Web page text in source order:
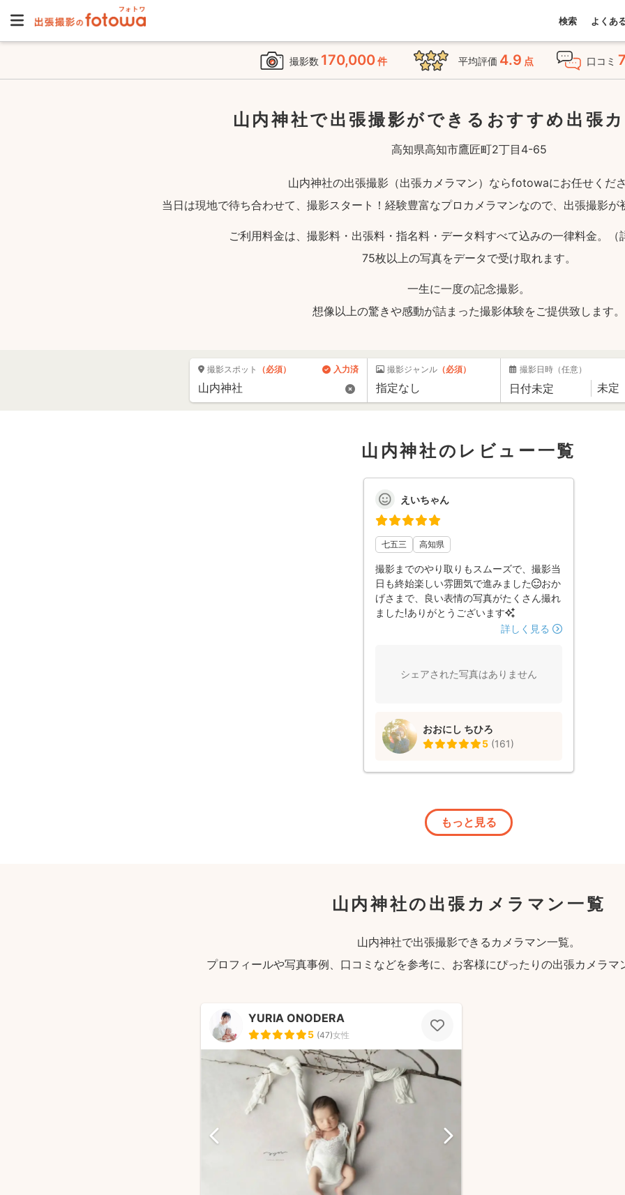
検索 よくあ
撮影数 170,000件 平均評価 4.9 点 口コミ
山内神社で出張撮影ができる おすすめ出張
高知県高知市鷹匠町2丁目4-65
山内神社の出張撮影（出張カメラマン）ならfotowaにお任せくださ
当日は現地で待ち合わせて、撮影スタート！経験豊富なプロカメラマンなので、出張撮影が
ご利用料金は、撮影料・出張料・指名料・データ料すべて込みの一律料金。（
75枚以上の写真をデータで受け取れます。
一生に一度の記念撮影。
想像以上の驚きや感動が詰まった撮影体験をご提供致します。
撮影スポット （必須） 入力済 撮影ジャンル （必須） 撮影日時 （任意）
山内神社のレビュー一覧
えいちゃん
七五三 高知県
撮影までのやり取りもスムーズで、撮影当
日も終始楽しい雰囲気で進みました😊おか
げさまで、良い表情の写真がたくさん撮れ
ました❗️ありがとうございます✨
詳しく見る
シェアされた写真はありません
おおにし ちひろ
5 (161)
もっと見る
山内神社の出張カメラマン一覧
山内神社で出張撮影できるカメラマン一覧。
プロフィールや写真事例、口コミなどを参考に、お客様にぴったりの出張カメラマ
YURIA ONODERA
5 (47)女性